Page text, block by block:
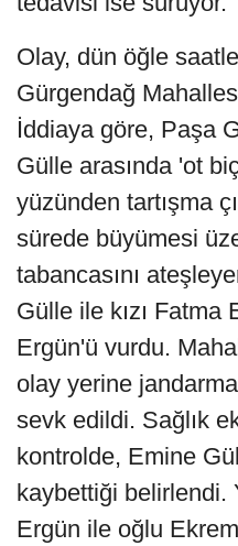
Olay, dün öğle
Gürgendağ
İddiaya göre, Paşa
Gülle arasında 'ot
yüzünden tartışma
sürede büyümesi
tabancasını
Gülle ile kızı
Ergün'ü vurdu.
olay yerine
sevk edildi. Sağlık
kontrolde, Emine
kaybettiği belirlendi.
Ergün ile oğlu